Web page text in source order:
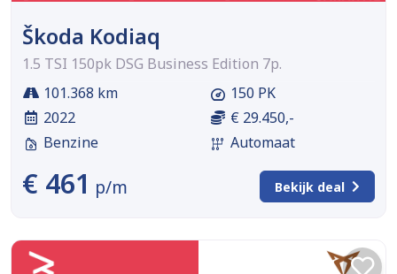
Škoda Kodiaq
1.5 TSI 150pk DSG Business Edition 7p.
101.368 km
2022
Benzine
150 PK
€ 29.450,-
Automaat
€ 461 p/m Bekijk deal